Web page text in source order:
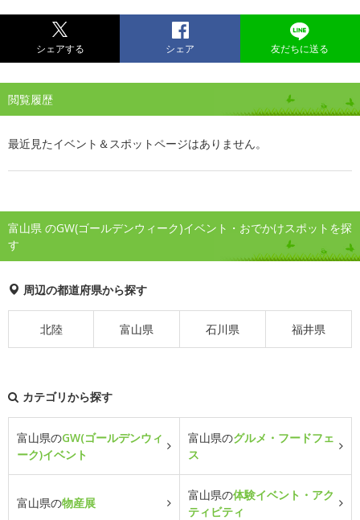
シェアする シェア 友だちに送る
閲覧履歴
最近見たイベント＆スポットページはありません。
富山県 のGW(ゴールデンウィーク)イベント・おでかけスポットを探
す
周辺の都道府県から探す
北陸 富山県 石川県 福井県
カテゴリから探す
富山県のGW(ゴールデンウィ
ーク)イベント
富山県のグルメ・フードフェ
ス
富山県の物産展
富山県の体験イベント・アク
ティビティ